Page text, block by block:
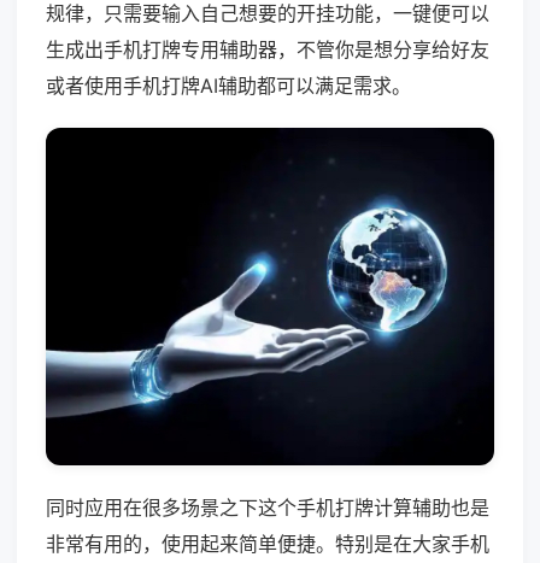
规律，只需要输入自己想要的开挂功能，一键便可以
生成出手机打牌专用辅助器，不管你是想分享给好友
或者使用手机打牌AI辅助都可以满足需求。
同时应用在很多场景之下这个手机打牌计算辅助也是
非常有用的，使用起来简单便捷。特别是在大家手机